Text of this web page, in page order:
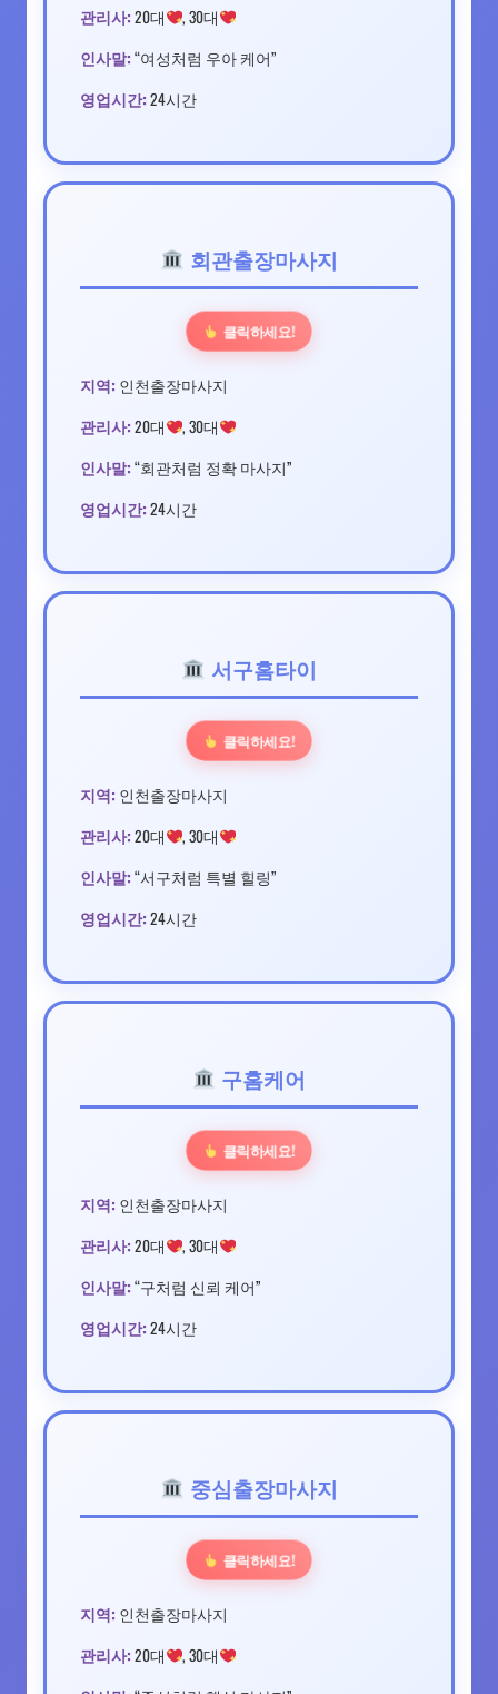
관리사: 20대 , 30대
인사말: “여성처럼 우아 케어”
영업시간: 24시간
회관출장마사지
클릭하세요!
지역: 인천출장마사지
관리사: 20대 , 30대
인사말: “회관처럼 정확 마사지”
영업시간: 24시간
서구홈타이
클릭하세요!
지역: 인천출장마사지
관리사: 20대 , 30대
인사말: “서구처럼 특별 힐링”
영업시간: 24시간
구홈케어
클릭하세요!
지역: 인천출장마사지
관리사: 20대 , 30대
인사말: “구처럼 신뢰 케어”
영업시간: 24시간
중심출장마사지
클릭하세요!
지역: 인천출장마사지
관리사: 20대 , 30대